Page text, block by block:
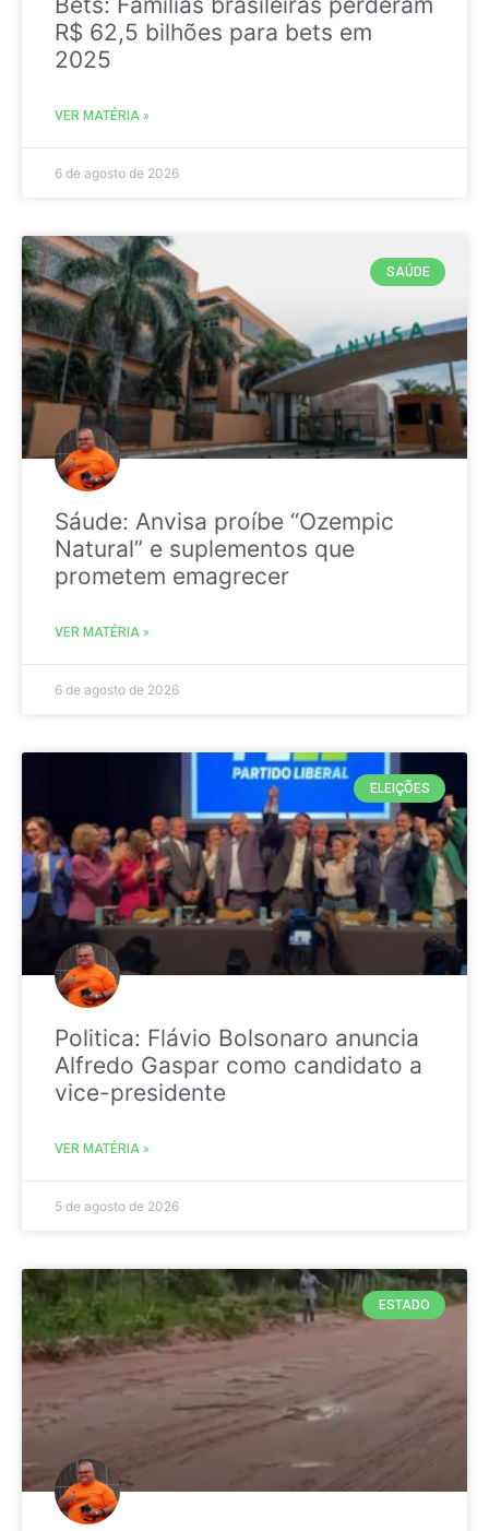
R$ 62,5 bilhões para bets em
2025
VER MATÉRIA »
6 de agosto de 2026
SAÚDE
Sáude: Anvisa proíbe “Ozempic
Natural” e suplementos que
prometem emagrecer
VER MATÉRIA »
6 de agosto de 2026
ELEIÇÕES
Politica: Flávio Bolsonaro anuncia
Alfredo Gaspar como candidato a
vice-presidente
VER MATÉRIA »
5 de agosto de 2026
ESTADO